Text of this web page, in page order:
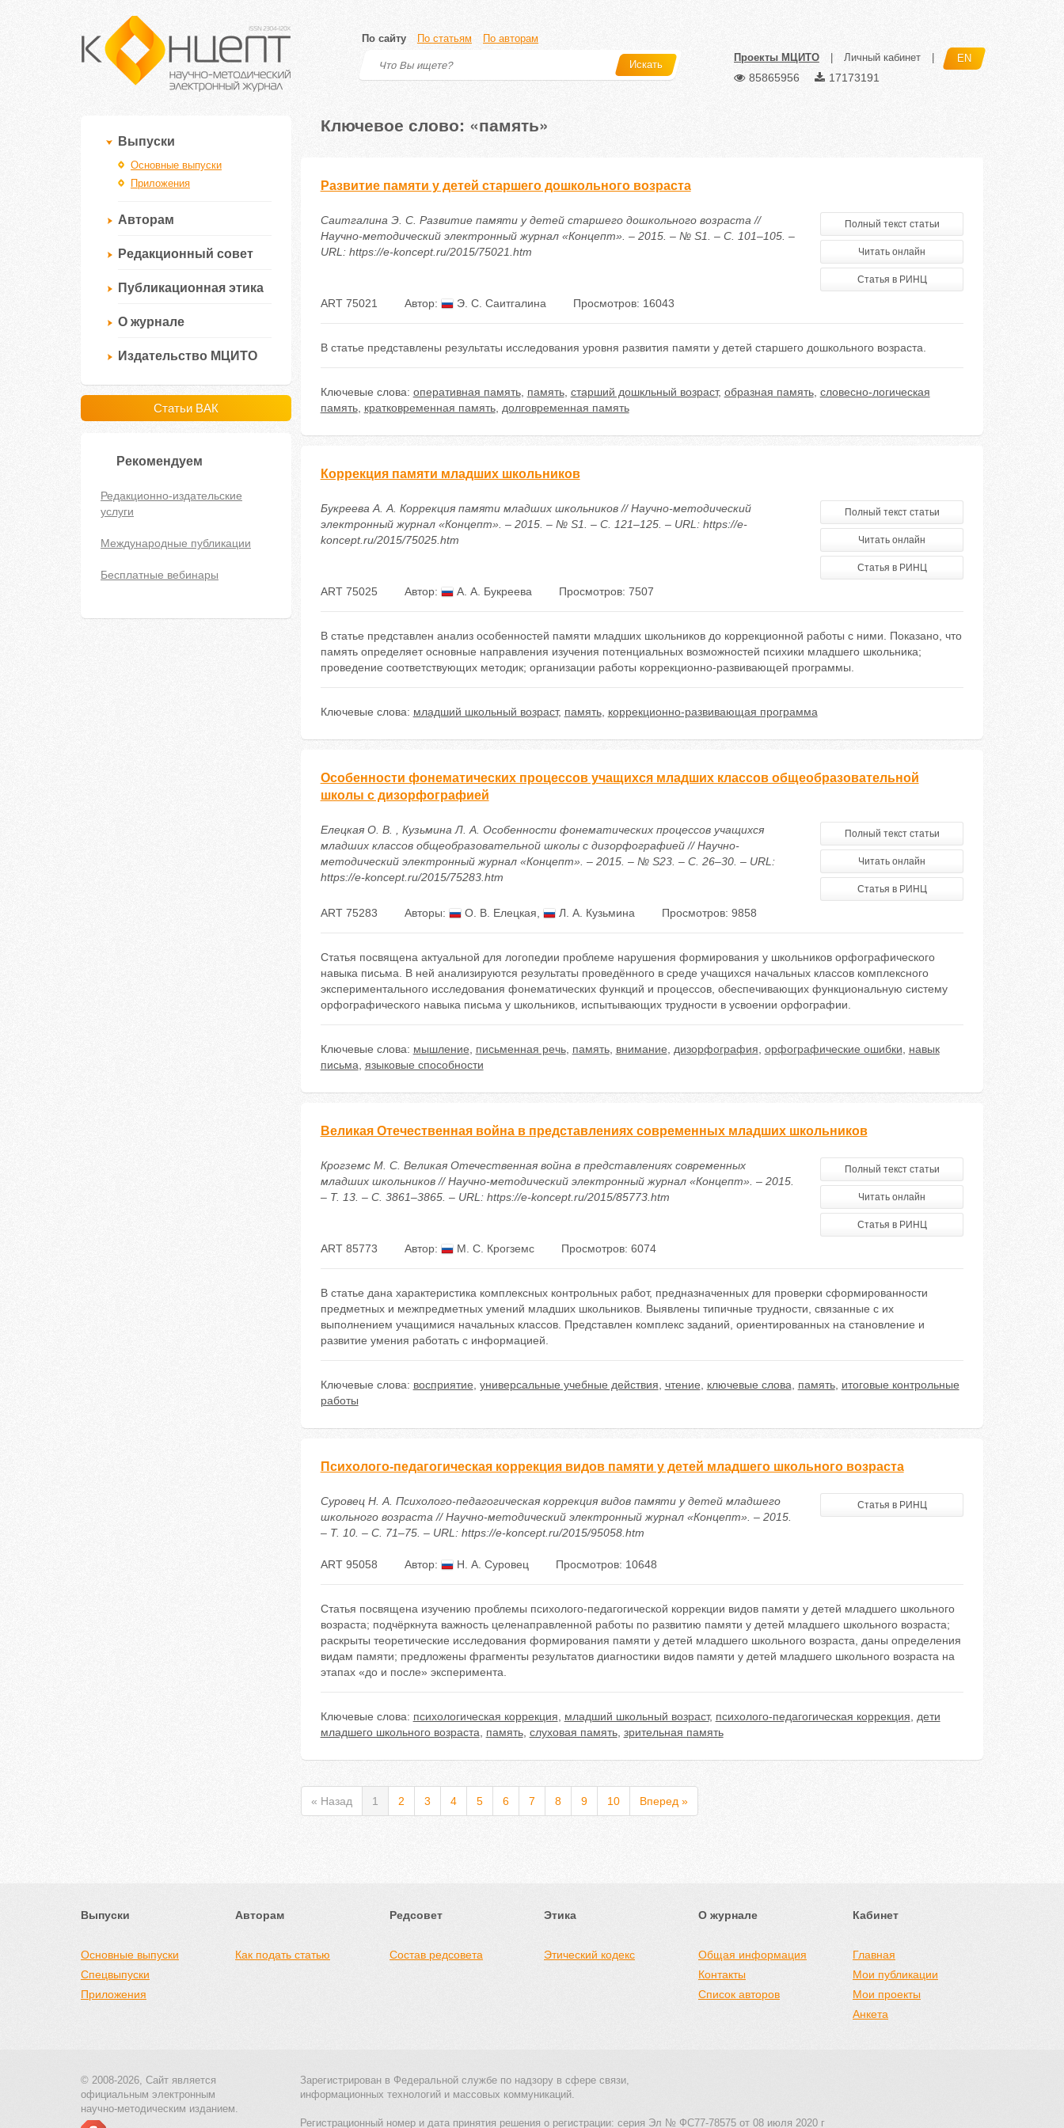
По сайту По статьям По авторам
Искать
Проекты МЦИТО Личный кабинет EN
85865956 17173191
Выпуски
Основные выпуски
Приложения
Авторам
Редакционный совет
Публикационная этика
О журнале
Издательство МЦИТО
Статьи ВАК
Рекомендуем
Редакционно-издательские
услуги
Международные публикации
Бесплатные вебинары
Ключевое слово: «память»
Развитие памяти у детей старшего дошкольного возраста
Саитгалина Э. С. Развитие памяти у детей старшего дошкольного возраста //
Научно-методический электронный журнал «Концепт». – 2015. – № S1. – С. 101–105. –
URL: https://e-koncept.ru/2015/75021.htm
Полный текст статьи
Читать онлайн
Статья в РИНЦ
ART 75021 Автор: Э. С. Саитгалина Просмотров: 16043
В статье представлены результаты исследования уровня развития памяти у детей старшего дошкольного возраста.
Ключевые слова: оперативная память, память, старший дошкльный возраст, образная память, словесно-логическая
память, кратковременная память, долговременная память
Коррекция памяти младших школьников
Букреева А. А. Коррекция памяти младших школьников // Научно-методический
электронный журнал «Концепт». – 2015. – № S1. – С. 121–125. – URL: https://e-
koncept.ru/2015/75025.htm
Полный текст статьи
Читать онлайн
Статья в РИНЦ
ART 75025 Автор: А. А. Букреева Просмотров: 7507
В статье представлен анализ особенностей памяти младших школьников до коррекционной работы с ними. Показано, что
память определяет основные направления изучения потенциальных возможностей психики младшего школьника;
проведение соответствующих методик; организации работы коррекционно-развивающей программы.
Ключевые слова: младший школьный возраст, память, коррекционно-развивающая программа
Особенности фонематических процессов учащихся младших классов общеобразовательной
школы с дизорфографией
Елецкая О. В. , Кузьмина Л. А. Особенности фонематических процессов учащихся
младших классов общеобразовательной школы с дизорфографией // Научно-
методический электронный журнал «Концепт». – 2015. – № S23. – С. 26–30. – URL:
https://e-koncept.ru/2015/75283.htm
Полный текст статьи
Читать онлайн
Статья в РИНЦ
ART 75283 Авторы: О. В. Елецкая Л. А. Кузьмина Просмотров: 9858
Статья посвящена актуальной для логопедии проблеме нарушения формирования у школьников орфографического
навыка письма. В ней анализируются результаты проведённого в среде учащихся начальных классов комплексного
экспериментального исследования фонематических функций и процессов, обеспечивающих функциональную систему
орфографического навыка письма у школьников, испытывающих трудности в усвоении орфографии.
Ключевые слова: мышление письменная речь, память, внимание дизорфография орфографические ошибки
навык
письма языковые способности
Великая Отечественная война в представлениях современных младших школьников
Крогземс М. С. Великая Отечественная война в представлениях современных
младших школьников // Научно-методический электронный журнал «Концепт». – 2015.
– Т. 13. – С. 3861–3865. – URL: https://e-koncept.ru/2015/85773.htm
Полный текст статьи
Читать онлайн
Статья в РИНЦ
ART 85773 Автор: М. С. Крогземс Просмотров: 6074
В статье дана характеристика комплексных контрольных работ, предназначенных для проверки сформированности
предметных и межпредметных умений младших школьников. Выявлены типичные трудности, связанные с их
выполнением учащимися начальных классов. Представлен комплекс заданий, ориентированных на становление и
развитие умения работать с информацией.
Ключевые слова: восприятие универсальные учебные действия чтение ключевые слова память, итоговые контрольные
работы
Психолого-педагогическая коррекция видов памяти у детей младшего школьного возраста
Суровец Н. А. Психолого-педагогическая коррекция видов памяти у детей младшего
школьного возраста // Научно-методический электронный журнал «Концепт». – 2015.
– Т. 10. – С. 71–75. – URL: https://e-koncept.ru/2015/95058.htm
Статья в РИНЦ
ART 95058 Автор: Н. А. Суровец Просмотров: 10648
Статья посвящена изучению проблемы психолого-педагогической коррекции видов памяти у детей младшего школьного
возраста; подчёркнута важность целенаправленной работы по развитию памяти у детей младшего школьного возраста;
раскрыты теоретические исследования формирования памяти у детей младшего школьного возраста, даны определения
видам памяти; предложены фрагменты результатов диагностики видов памяти у детей младшего школьного возраста на
этапах «до и после» эксперимента.
Ключевые слова: психологическая коррекция младший школьный возраст, психолого-педагогическая коррекция
дети
младшего школьного возраста
память, слуховая память, зрительная память
« Назад 1 2 3 4 5 6 7 8 9 10 Вперед »
Выпуски
Основные выпуски
Спецвыпуски
Приложения
Авторам
Как подать статью
Редсовет
Состав редсовета
Этика
Этический кодекс
О журнале
Общая информация
Контакты
Список авторов
Кабинет
Главная
Мои публикации
Мои проекты
Анкета
© 2008-2026, Сайт является
официальным электронным
научно-методическим изданием.
Зарегистрирован в Федеральной службе по надзору в сфере связи,
информационных технологий и массовых коммуникаций.
Регистрационный номер и дата принятия решения о регистрации: серия Эл № ФС77-78575 от 08 июля 2020 г